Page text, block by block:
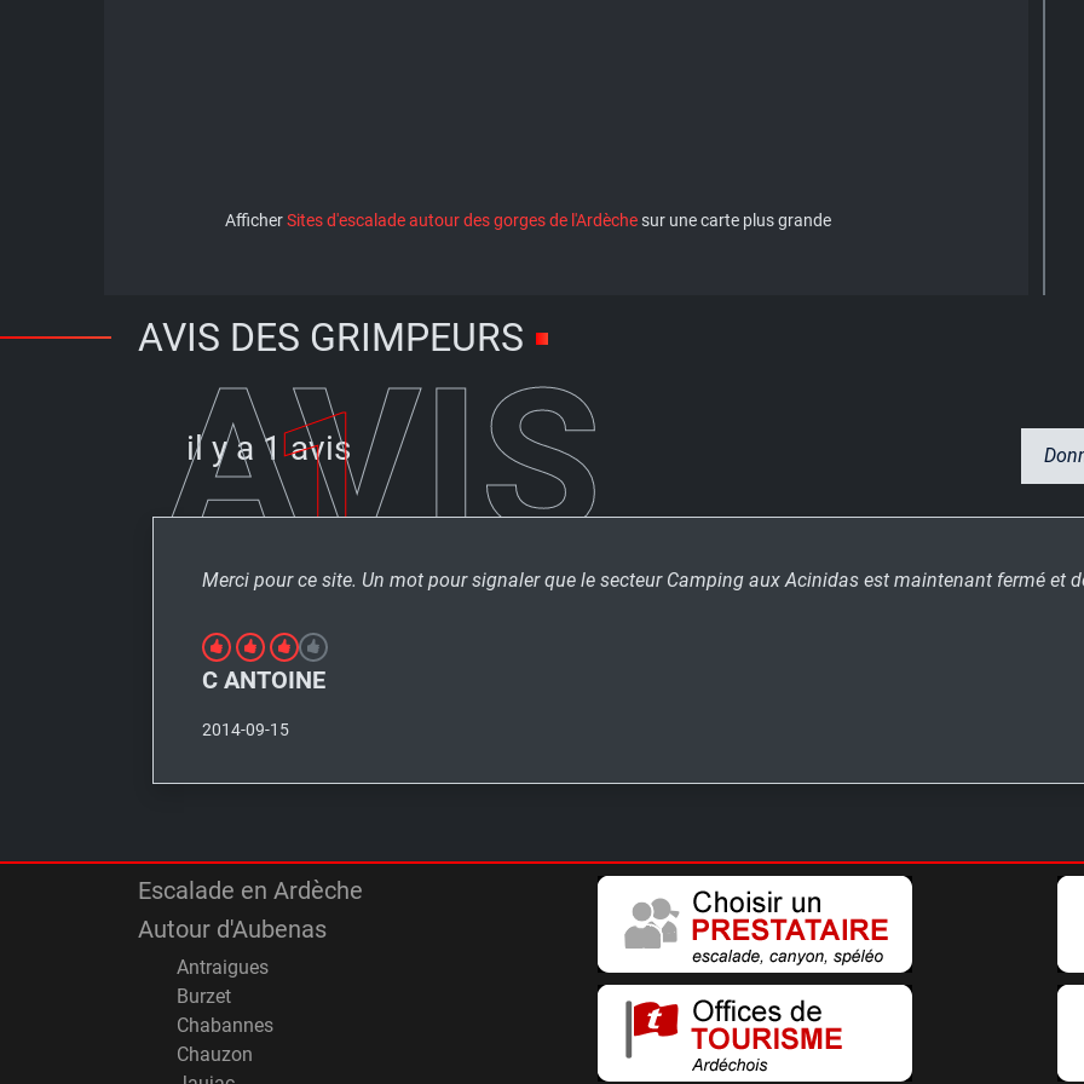
AfficherSites d'escalade autour des gorges de l'Ardèche sur une carte plus grande
AVIS DES GRIMPEURS
AVIS
il y a 1
1 avis
Merci pour ce site. Un mot pour signaler que le secteur Camping aux Acinidas est maintenant fermé et
C ANTOINE
2014-09-15
Escalade en Ardèche
Autour d'Aubenas
Antraigues
Burzet
Chabannes
Chauzon